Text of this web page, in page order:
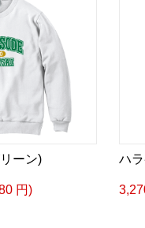
ーン)
円)
ハ